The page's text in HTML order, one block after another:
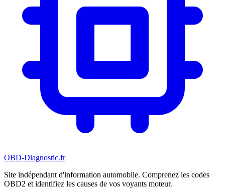
OBD-Diagnostic.fr
Site indépendant d'information automobile. Comprenez les codes
OBD2 et identifiez les causes de vos voyants moteur.